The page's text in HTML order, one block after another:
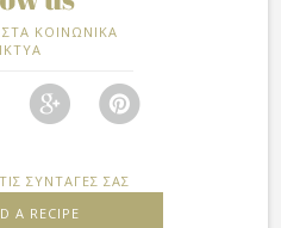
ΚΟΙΝΩΝΙΚΑ
ΣΥΝΤΑΓΕΣ ΣΑΣ
A RECIPE